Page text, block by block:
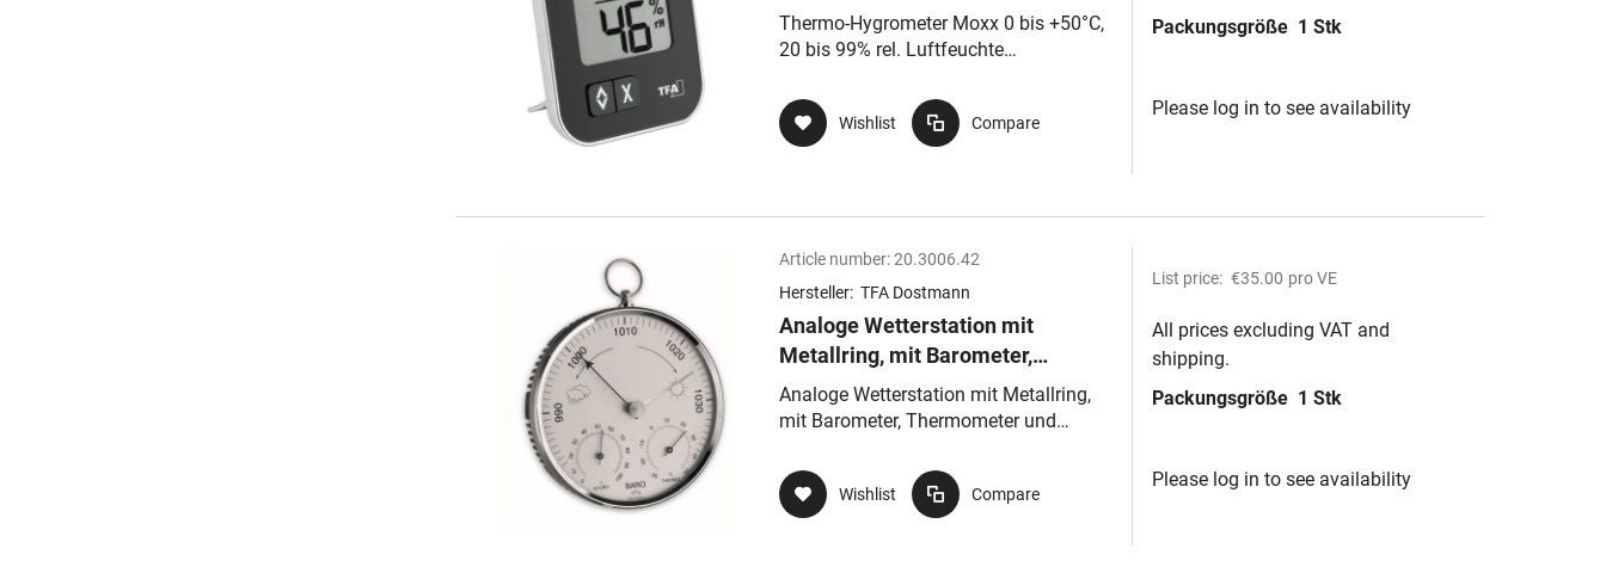
schwarz/silber, digital, mit
Max-/Min-Funktion, Komfortz
Thermo-Hygrometer Moxx 0 bis +50°C,
20 bis 99% rel. Luftfeuchte
Funktion, Komfortz
Wishlist Compare
Packungsgröße 1 Stk
Please log in to see availability
Article number:20.3006.42
Hersteller: TFA Dostmann
Analoge Wetterstation mit
Metallring, mit Barometer,
Thermometer und Hygrometer
Analoge Wetterstation mit Metallring,
mit Barometer, Thermometer und
Wishlist Compare
List price: €35.00 pro VE
All prices excluding VAT and
shipping.
Packungsgröße 1 Stk
Please log in to see availability